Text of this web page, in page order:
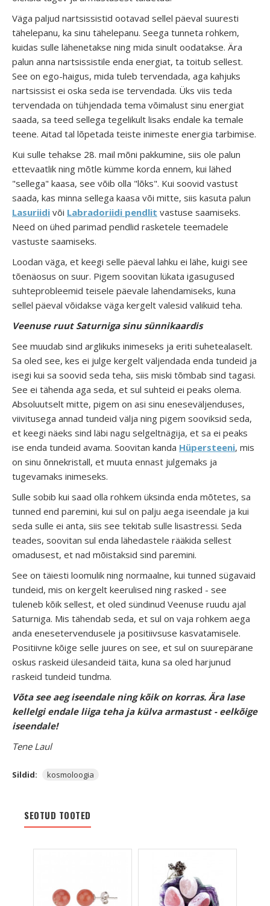
Väga paljud nartsissistid ootavad sellel päeval suuresti
tähelepanu, ka sinu tähelepanu. Seega tunneta rohkem,
kuidas sulle lähenetakse ning mida sinult oodatakse. Ära
palun anna nartsissistile enda energiat, ta toitub sellest.
See on ego-haigus, mida tuleb tervendada, aga kahjuks
nartsissist ei oska seda ise tervendada. Üks viis teda
tervendada on tühjendada tema võimalust sinu energiat
saada, sa teed sellega tegelikult lisaks endale ka temale
teene. Aitad tal lõpetada teiste inimeste energia tarbimise.
Kui sulle tehakse 28. mail mõni pakkumine, siis ole palun
ettevaatlik ning mõtle kümme korda ennem, kui lähed
"sellega" kaasa, see võib olla "lõks". Kui soovid vastust
saada, kas minna sellega kaasa või mitte, siis kasuta palun
Lasuriidi või Labradoriidi pendlit vastuse saamiseks.
Need on ühed parimad pendlid rasketele teemadele
vastuste saamiseks.
Loodan väga, et keegi selle päeval lahku ei lähe, kuigi see
tõenäosus on suur. Pigem soovitan lükata igasugused
suhteprobleemid teisele päevale lahendamiseks, kuna
sellel päeval võidakse väga kergelt valesid valikuid teha.
Veenuse ruut Saturniga sinu sünnikaardis
See muudab sind arglikuks inimeseks ja eriti suhetealaselt.
Sa oled see, kes ei julge kergelt väljendada enda tundeid ja
isegi kui sa soovid seda teha, siis miski tõmbab sind tagasi.
See ei tähenda aga seda, et sul suhteid ei peaks olema.
Absoluutselt mitte, pigem on asi sinu eneseväljenduses,
viivitusega annad tundeid välja ning pigem sooviksid seda,
et keegi näeks sind läbi nagu selgeltnägija, et sa ei peaks
ise enda tundeid avama. Soovitan kanda Hüpersteeni, mis
on sinu õnnekristall, et muuta ennast julgemaks ja
tugevamaks inimeseks.
Sulle sobib kui saad olla rohkem üksinda enda mõtetes, sa
tunned end paremini, kui sul on palju aega iseendale ja kui
seda sulle ei anta, siis see tekitab sulle lisastressi. Seda
teades, soovitan sul enda lähedastele rääkida sellest
omadusest, et nad mõistaksid sind paremini.
See on täiesti loomulik ning normaalne, kui tunned sügavaid
tundeid, mis on kergelt keerulised ning rasked - see
tuleneb kõik sellest, et oled sündinud Veenuse ruudu ajal
Saturniga. Mis tähendab seda, et sul on vaja rohkem aega
anda enesetervendusele ja positiivsuse kasvatamisele.
Positiivne kõige selle juures on see, et sul on suurepärane
oskus raskeid ülesandeid täita, kuna sa oled harjunud
raskeid tundeid tundma.
Võta see aeg iseendale ning kõik on korras. Ära lase
kellelgi endale liiga teha ja külva armastust - eelkõige
iseendale!
Tene Laul
Sildid: kosmoloogia
SEOTUD TOOTED